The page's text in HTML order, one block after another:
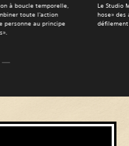
à boucle temporelle,
toute l'action
personne au principe
Le Studio
hose» des
défilement